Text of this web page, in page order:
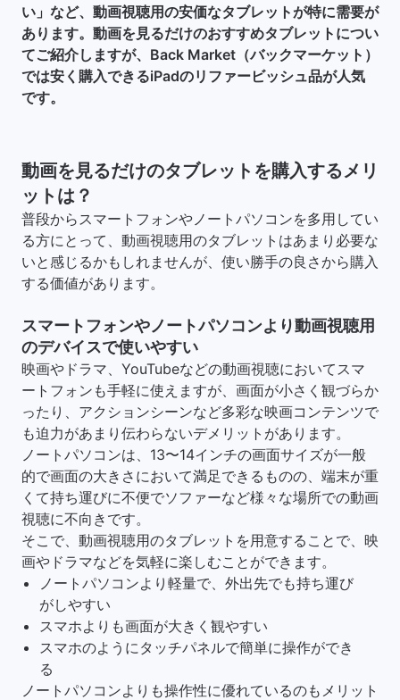
い」など、動画視聴用の安価なタブレットが特に需要が
あります。動画を見るだけのおすすめタブレットについ
てご紹介しますが、Back Market（バックマーケット）
では安く購入できるiPadのリファービッシュ品が人気
です。
動画を見るだけのタブレットを購入するメリ
ットは？
普段からスマートフォンやノートパソコンを多用してい
る方にとって、動画視聴用のタブレットはあまり必要な
いと感じるかもしれませんが、使い勝手の良さから購入
する価値があります。
スマートフォンやノートパソコンより動画視聴用
のデバイスで使いやすい
映画やドラマ、YouTubeなどの動画視聴においてスマ
ートフォンも手軽に使えますが、画面が小さく観づらか
ったり、アクションシーンなど多彩な映画コンテンツで
も迫力があまり伝わらないデメリットがあります。
ノートパソコンは、13〜14インチの画面サイズが一般
的で画面の大きさにおいて満足できるものの、端末が重
くて持ち運びに不便でソファーなど様々な場所での動画
視聴に不向きです。
そこで、動画視聴用のタブレットを用意することで、映
画やドラマなどを気軽に楽しむことができます。
ノートパソコンより軽量で、外出先でも持ち運び
がしやすい
スマホよりも画面が大きく観やすい
スマホのようにタッチパネルで簡単に操作ができ
る
ノートパソコンよりも操作性に優れているのもメリット